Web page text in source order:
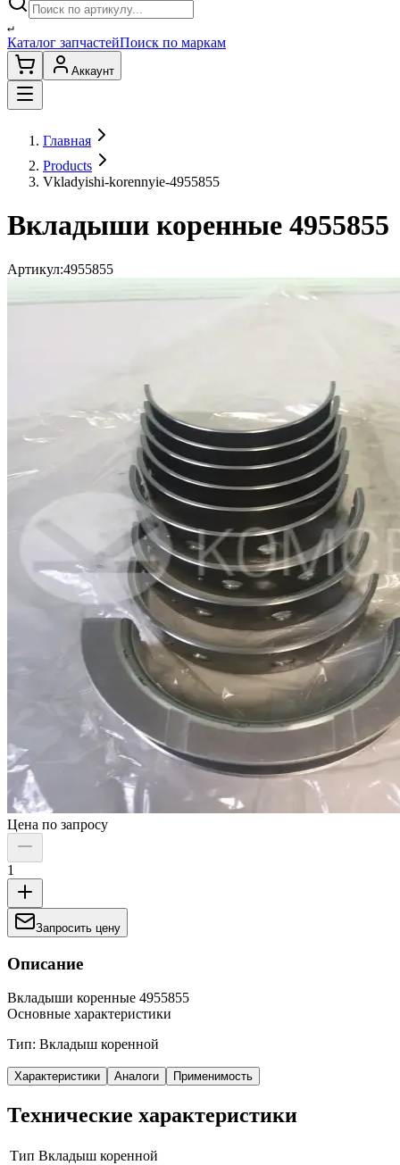
↵
Каталог запчастейПоиск по маркам
Аккаунт
Главная
Products
Vkladyishi-korennyie-4955855
Вкладыши коренные 4955855
Артикул:4955855
Цена по запросу
1
Запросить цену
Описание
Вкладыши коренные 4955855
Основные характеристики
Тип: Вкладыш коренной
Характеристики Аналоги Применимость
Технические характеристики
Тип Вкладыш коренной